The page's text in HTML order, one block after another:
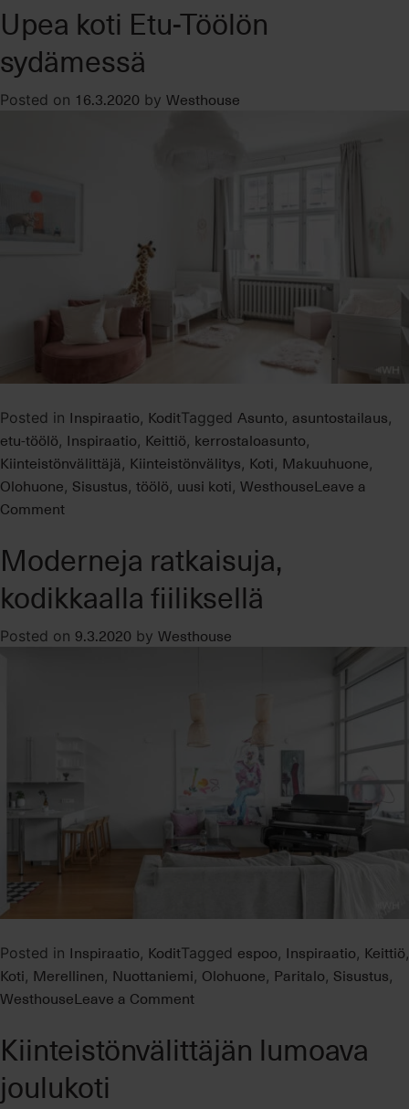
tuoksuisessa
Ullanlinnassa
Upea koti Etu-Töölön
sydämessä
Posted on 16.3.2020 by Westhouse
Posted in Inspiraatio, KoditTagged Asunto, asuntostailaus,
etu-töölö, Inspiraatio, Keittiö, kerrostaloasunto,
Kiinteistönvälittäjä , Kiinteistönvälitys, Koti, Makuuhuone,
Olohuone, Sisustus, töölö, uusi koti, WesthouseLeave a
Commenton
koti
Etu-
Töölön
Moderneja ratkaisuja,
kodikkaalla fiiliksellä
Posted on 9.3.2020 by Westhouse
Posted in Inspiraatio, KoditTagged espoo, Inspiraatio, Keittiö,
Koti, Merellinen, Nuottaniemi, Olohuone, Paritalo, Sisustus,
WesthouseLeave a Commenton
ratkaisuja,
kodikkaalla
Kiinteistönvälittäjän lumoava
joulukoti